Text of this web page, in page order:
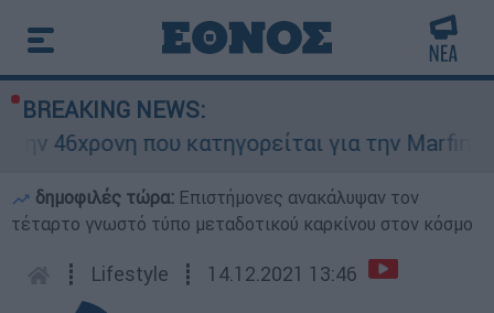
BREAKING NEWS:
που κατηγορείται για την Marfin
Η
δημοφιλές τώρα: Επιστήμονες ανακάλυψαν τον
τέταρτο γνωστό τύπο μεταδοτικού καρκίνου στον κόσμο
┋ Lifestyle ┋ 14.12.2021 13:46